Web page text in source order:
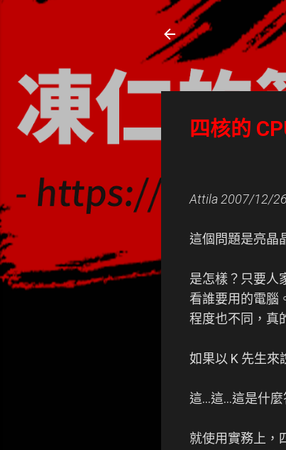
凍仁的筆記
- https://
四核的
Attila 2007/12/
這個問題是亮晶
是怎樣？只要人
看誰要用的電腦
程度也不同，真
如果以 K 先生來
這...這...這是什
就使用實務上，